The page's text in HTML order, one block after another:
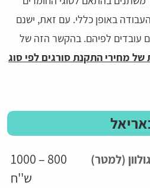
באופן כללי. עם זאת, ישנם
עובדים לפיהם. בהקשר הזה של
מחירי התקנת סורגים לפי סוג
(למטר)
800 – 1000
ש''ח